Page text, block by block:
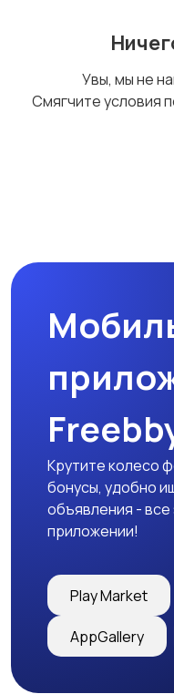
Увы, мы не
Смягчите условия
Крутите колесо
бонусы, удобно
объявления -
приложении!
Play Market
AppGallery